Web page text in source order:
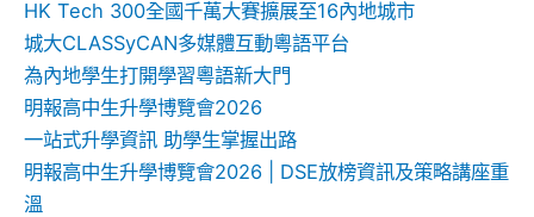
HK Tech 300全國千萬大賽擴展至16內地城市
城大CLASSyCAN多媒體互動粵語平台
為內地學生打開學習粵語新大門
明報高中生升學博覽會2026
一站式升學資訊 助學生掌握出路
明報高中生升學博覽會2026 | DSE放榜資訊及策略講座重
溫